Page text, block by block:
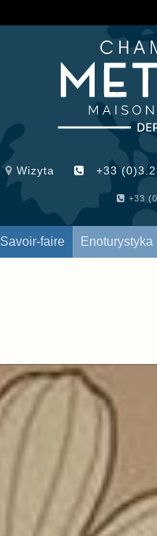
Wizyta +33
+33
Savoir-faire Enoturystyka